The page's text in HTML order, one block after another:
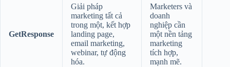
GetResponse
Giải pháp
marketing tất cả
trong một, kết hợp
landing page,
email marketing,
webinar, tự động
hóa.
Marketers và
doanh
nghiệp cần
một nền tảng
marketing
tích hợp,
mạnh mẽ.